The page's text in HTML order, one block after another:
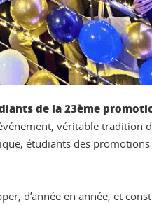
de la 23ème
véritable tradition
étudiants des
d’année en année, et